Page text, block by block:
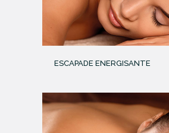
ESCAPADE ENERGISANTE